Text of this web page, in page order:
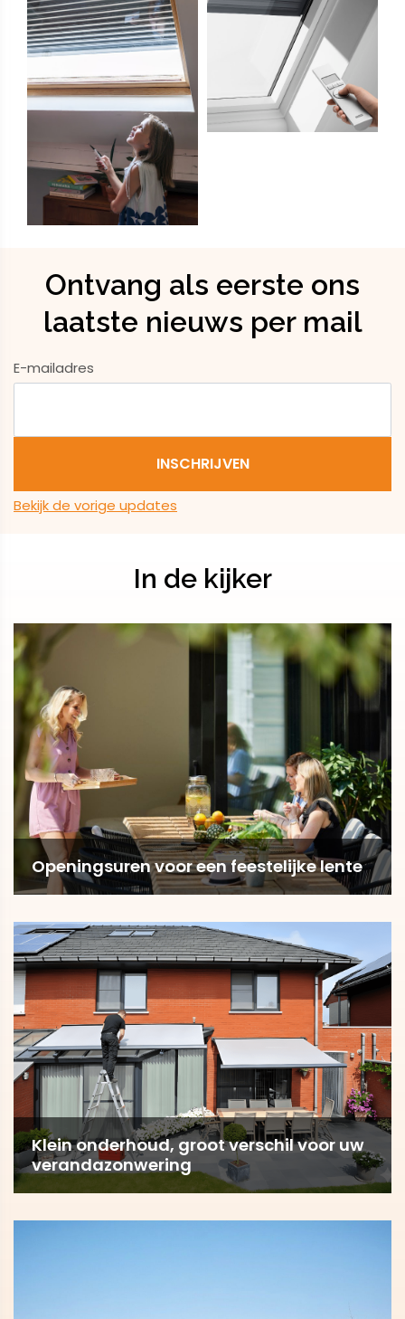
Ontvang als eerste ons
laatste nieuws per mail
E-mailadres
Bekijk de vorige updates
In de kijker
Openingsuren voor een feestelijke lente
Klein onderhoud, groot verschil voor uw
verandazonwering